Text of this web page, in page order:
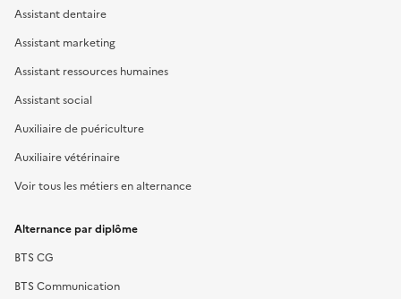
Assistant dentaire
Assistant marketing
Assistant ressources humaines
Assistant social
Auxiliaire de puériculture
Auxiliaire vétérinaire
Voir tous les métiers en alternance
Alternance par diplôme
BTS CG
BTS Communication